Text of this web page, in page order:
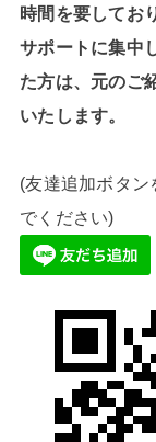
時間を要してお
サポートに集中
た方は、元のご
いたします。
(友達追加ボタ
でください)